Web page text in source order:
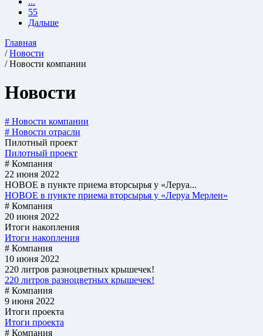
55
Дальше
Главная
/Новости
/ Новости компании
Новости
# Новости компании
# Новости отрасли
Пилотный проект
Пилотный проект
# Компания
22 июня 2022
НОВОЕ в пункте приема вторсырья у «Леруа...
НОВОЕ в пункте приема вторсырья у «Леруа Мерлен»
# Компания
20 июня 2022
Итоги накопления
Итоги накопления
# Компания
10 июня 2022
220 литров разноцветных крышечек!
220 литров разноцветных крышечек!
# Компания
9 июня 2022
Итоги проекта
Итоги проекта
# Компания